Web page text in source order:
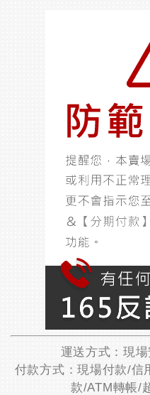
運送方式：現
付款方式：現場付款/信
款/ATM轉帳/